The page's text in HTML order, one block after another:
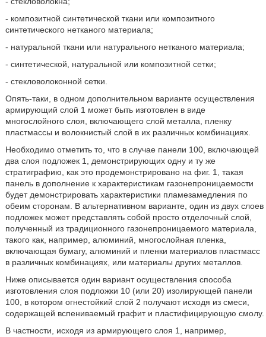
- композитной синтетической ткани или композитного
синтетического нетканого материала;
- натуральной ткани или натурального нетканого материала;
- синтетической, натуральной или композитной сетки;
- стекловолоконной сетки.
Опять-таки, в одном дополнительном варианте осуществления
армирующий слой 1 может быть изготовлен в виде
многослойного слоя, включающего слой металла, пленку
пластмассы и волокнистый слой в их различных комбинациях.
Необходимо отметить то, что в случае панели 100, включающей
два слоя подложек 1, демонстрирующих одну и ту же
стратиграфию, как это продемонстрировано на фиг. 1, такая
панель в дополнение к характеристикам газонепроницаемости
будет демонстрировать характеристики пламезамедления по
обеим сторонам. В альтернативном варианте, один из двух слоев
подложек может представлять собой просто отделочный слой,
полученный из традиционного газонепроницаемого материала,
такого как, например, алюминий, многослойная пленка,
включающая бумагу, алюминий и пленки материалов пластмасс
в различных комбинациях, или материалы других металлов.
Ниже описывается один вариант осуществления способа
изготовления слоя подложки 10 (или 20) изолирующей панели
100, в котором огнестойкий слой 2 получают исходя из смеси,
содержащей вспениваемый графит и пластифицирующую смолу.
В частности, исходя из армирующего слоя 1, например,